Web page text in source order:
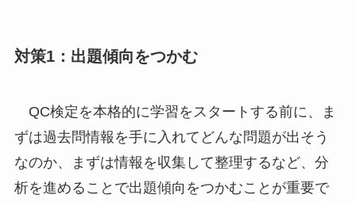
対策1：出題傾向をつかむ
QC検定を本格的に学習をスタートする前に、ま
ずは過去問情報を手に入れてどんな問題が出そう
なのか、まずは情報を収集して整理するなど、分
析を進めることで出題傾向をつかむことが重要で